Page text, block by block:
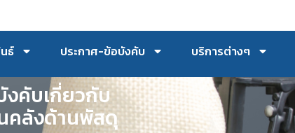
ธ์ ประกาศ-ข้อบังคับ บริการต่างๆ
งคับเกี่ยวกับ
คลังด้านพัสดุ